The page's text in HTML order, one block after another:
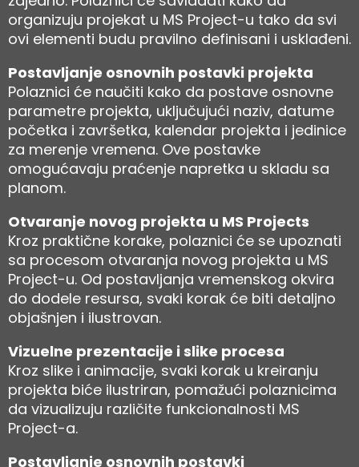
organizuju projekat u MS Project-u tako da svi
ovi elementi budu pravilno definisani i usklađeni.
Postavljanje osnovnih postavki projekta
Polaznici će naučiti kako da postave osnovne
parametre projekta, uključujući naziv, datume
početka i završetka, kalendar projekta i jedinice
za merenje vremena. Ove postavke
omogućavaju praćenje napretka u skladu sa
planom.
Otvaranje novog projekta u MS Projects
Kroz praktične korake, polaznici će se upoznati
sa procesom otvaranja novog projekta u MS
Project-u. Od postavljanja vremenskog okvira
do dodele resursa, svaki korak će biti detaljno
objašnjen i ilustrovan.
Vizuelne prezentacije i slike procesa
Kroz slike i animacije, svaki korak u kreiranju
projekta biće ilustriran, pomažući polaznicima
da vizualizuju različite funkcionalnosti MS
Project-a.
Postavljanje osnovnih postavki